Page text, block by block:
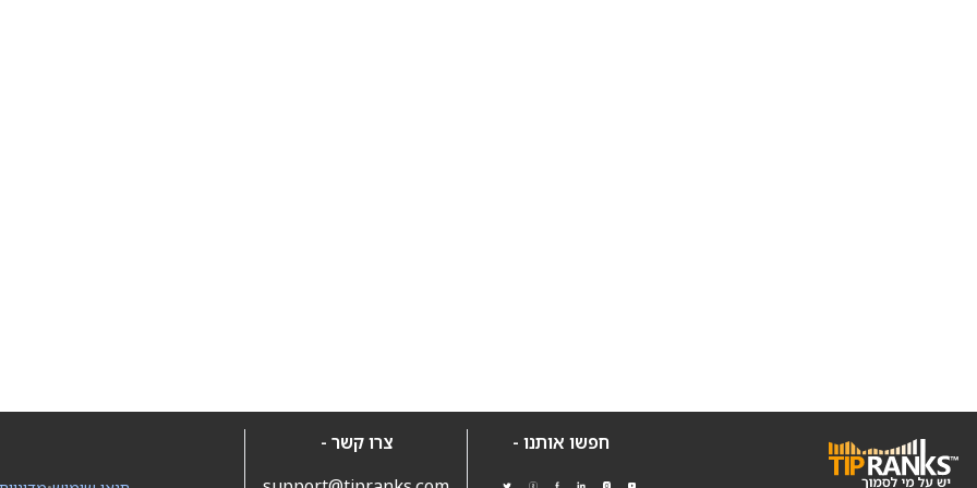
חפשו אותנו -
צרו קשר -